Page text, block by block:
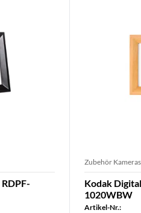
Zubehör Kameras
Kodak
1020WBW
Artikel-Nr.: